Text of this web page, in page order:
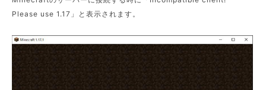
Please use 1.17」と表示されます。